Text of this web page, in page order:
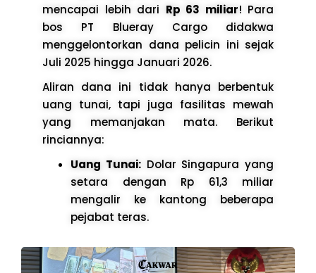
mencapai lebih dari Rp 63 miliar! Para
bos PT Blueray Cargo didakwa
menggelontorkan dana pelicin ini sejak
Juli 2025 hingga Januari 2026.
Aliran dana ini tidak hanya berbentuk
uang tunai, tapi juga fasilitas mewah
yang memanjakan mata. Berikut
rinciannya:
Uang Tunai:Dolar Singapura yang
setara dengan Rp 61,3 miliar
mengalir ke kantong beberapa
pejabat teras.